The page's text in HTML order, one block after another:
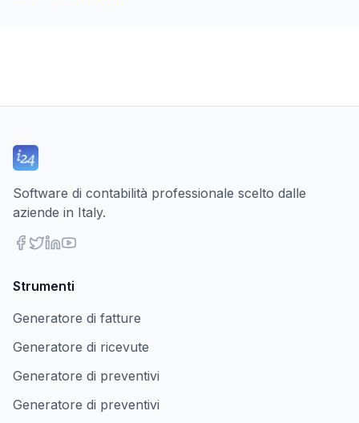
Software di contabilità professionale scelto dalle
aziende in Italy.
Strumenti
Generatore di fatture
Generatore di ricevute
Generatore di preventivi
Generatore di preventivi